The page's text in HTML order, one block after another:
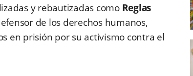
y rebautizadas como Reglas
de los derechos humanos,
en prisión por su activismo contra el